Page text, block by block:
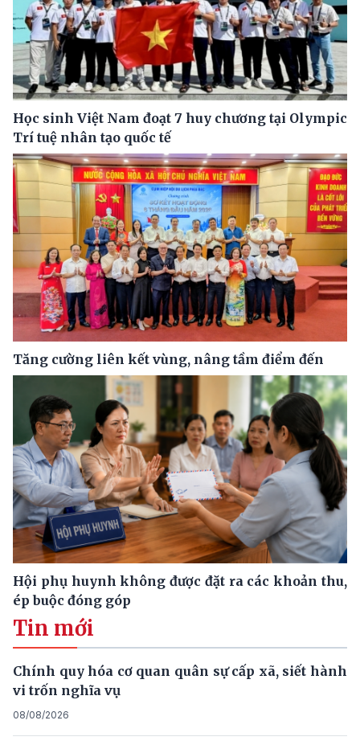
Học sinh Việt Nam đoạt 7 huy chương tại Olympic
Trí tuệ nhân tạo quốc tế
Tăng cường liên kết vùng, nâng tầm điểm đến
Hội phụ huynh không được đặt ra các khoản thu,
ép buộc đóng góp
Tin mới
Chính quy hóa cơ quan quân sự cấp xã, siết hành
vi trốn nghĩa vụ
08/08/2026